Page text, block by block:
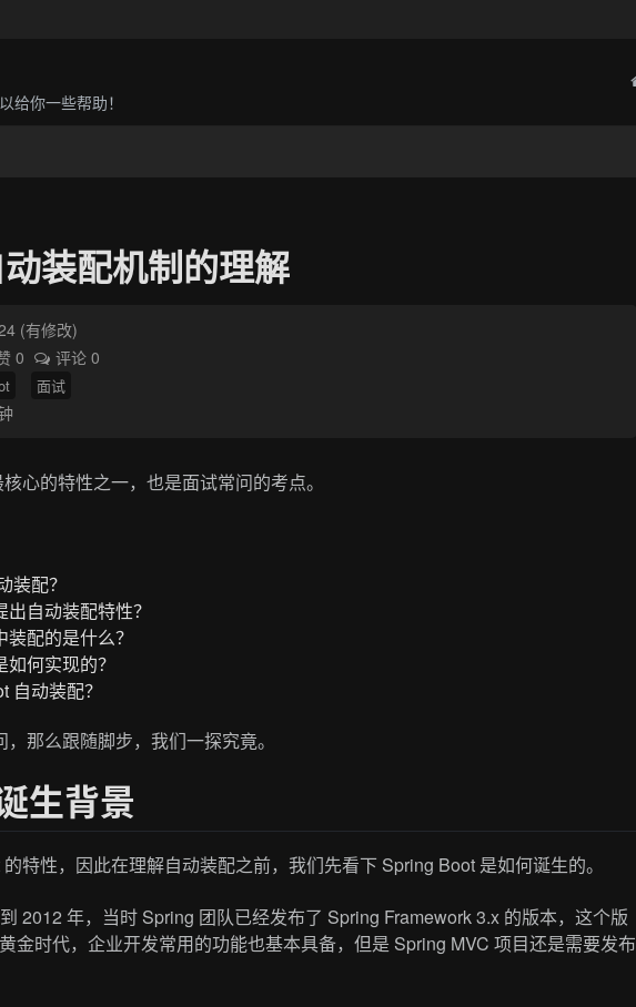
给你一些帮助！
装配机制的理解
(有修改)
0
评论 0
面试
心的特性之一，也是面试常问的考点。
装配？
自动装配特性？
配的是什么？
何实现的？
自动装配？
那么跟随脚步，我们一探究竟。
生背景
特性，因此在理解自动装配之前，我们先看下 Spring Boot 是如何诞生的。
2012 年，当时 Spring 团队已经发布了 Spring Framework 3.x 的版本，这个版
金时代，企业开发常用的功能也基本具备，但是 Spring MVC 项目还是需要发布